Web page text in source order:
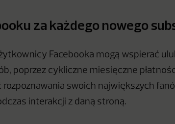
za każdego nowego
Facebooka mogą wspierać
poprzez cykliczne miesięczne
swoich największych
interakcji z daną stroną.